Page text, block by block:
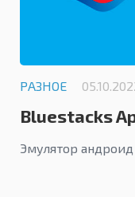
РАЗНОЕ
Bluestacks
Эмулятор